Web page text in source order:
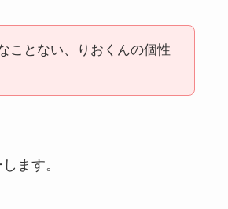
ことない、りおくんの個性
ます。